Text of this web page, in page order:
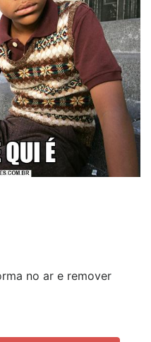
no ar e remover